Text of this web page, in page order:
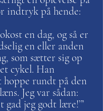
indtryk på hende:
en dag, og så er
en eller anden
som sætter sig op
cykel. Han
hoppe rundt på den
Jeg var sådan:
gad jeg godt lære!’”